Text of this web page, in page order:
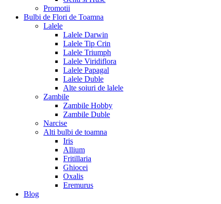
Promotii
Bulbi de Flori de Toamna
Lalele
Lalele Darwin
Lalele Tip Crin
Lalele Triumph
Lalele Viridiflora
Lalele Papagal
Lalele Duble
Alte soiuri de lalele
Zambile
Zambile Hobby
Zambile Duble
Narcise
Alti bulbi de toamna
Iris
Allium
Fritillaria
Ghiocei
Oxalis
Eremurus
Blog